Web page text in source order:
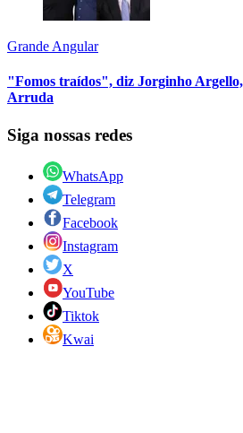
Grande Angular
"Fomos traídos", diz Jorginho
Arruda
Siga nossas redes
WhatsApp
Telegram
Facebook
Instagram
X
YouTube
Tiktok
Kwai